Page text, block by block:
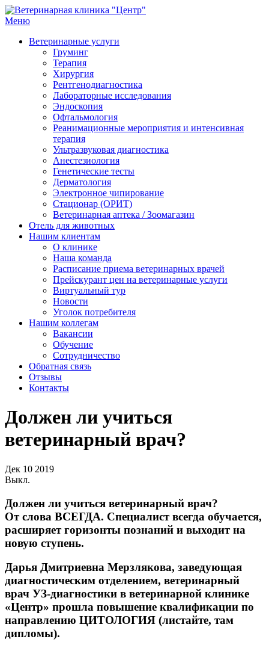
Перейти
к
Меню
Ветеринарные услуги
Груминг
Терапия
Хирургия
Рентгенодиагностика
Лабораторные исследования
Эндоскопия
Офтальмология
Реанимационные мероприятия и интенсивная
терапия
Ультразвуковая диагностика
Анестезиология
Генетические тесты
Дерматология
Электронное чипирование
Стационар (ОРИТ)
Ветеринарная аптека / Зоомагазин
Отель для животных
Нашим клиентам
О клинике
Наша команда
Расписание приема ветеринарных врачей
Прейскурант цен на ветеринарные услуги
Виртуальный тур
Новости
Уголок потребителя
Нашим коллегам
Вакансии
Обучение
Сотрудничество
Обратная связь
Отзывы
Контакты
Должен ли учиться
ветеринарный врач?
Дек 10 2019
Выкл.
Должен ли учиться ветеринарный врач?
От слова ВСЕГДА. Специалист всегда обучается,
расширяет горизонты познаний и выходит на
новую ступень.
Дарья Дмитриевна Мерзлякова, заведующая
диагностическим отделением, ветеринарный
врач УЗ-диагностики в ветеринарной клинике
«Центр» прошла повышение квалификации по
направлению ЦИТОЛОГИЯ (листайте, там
дипломы).